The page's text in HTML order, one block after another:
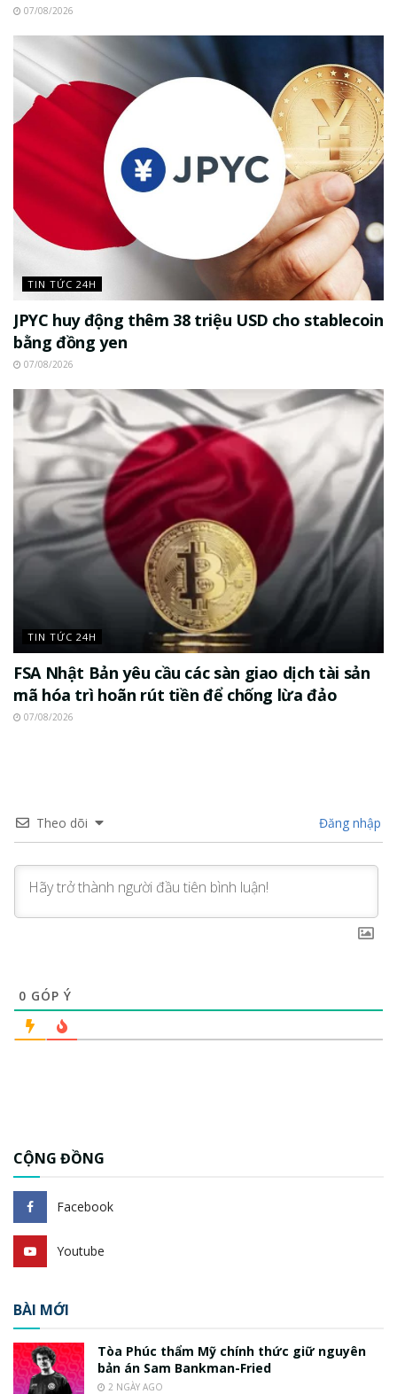
07/08/2026
TIN TỨC 24H
JPYC huy động thêm 38 triệu USD cho stablecoin
bằng đồng yen
07/08/2026
TIN TỨC 24H
FSA Nhật Bản yêu cầu các sàn giao dịch tài sản
mã hóa trì hoãn rút tiền để chống lừa đảo
07/08/2026
Theo dõi Đăng nhập
0 GÓP Ý
CỘNG ĐỒNG
Facebook
Youtube
BÀI MỚI
Tòa Phúc thẩm Mỹ chính thức giữ nguyên
bản án Sam Bankman-Fried
2 NGÀY AGO